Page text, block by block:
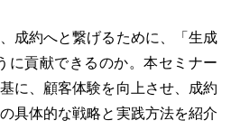
成約へと繋げるために、「生成
に貢献できるのか。本セミナー
に、顧客体験を向上させ、成約
具体的な戦略と実践方法を紹介